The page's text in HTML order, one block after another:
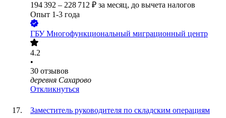
194 392 – 228 712 ₽ за месяц, до вычета налогов
Опыт 1-3 года
ГБУ Многофункциональный миграционный центр
4.2
•
30 отзывов
деревня Сахарово
Откликнуться
Заместитель руководителя по складским операциям